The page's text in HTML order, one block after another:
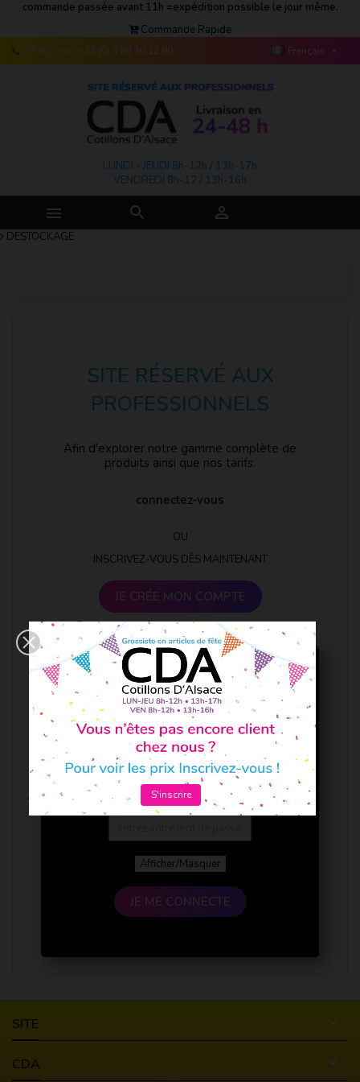
commande passée avant 11h =expédition possible le jour même.
Commande Rapide
Téléphone: + 33 (0) 3 89 30 12 90 Français 
LUNDI - JEUDI 8h-12h / 13h-17h
VENDREDI 8h-12 / 13h-16h
  
DESTOCKAGE
SITE RÉSERVÉ AUX
PROFESSIONNELS
Afin d'explorer notre gamme complète de
produits ainsi que nos tarifs.
connectez-vous
OU
INSCRIVEZ-VOUS DÈS MAINTENANT
JE CRÉE MON COMPTE
Afficher/Masquer
JE ME CONNECTE
SITE 
CDA 
S'inscrire